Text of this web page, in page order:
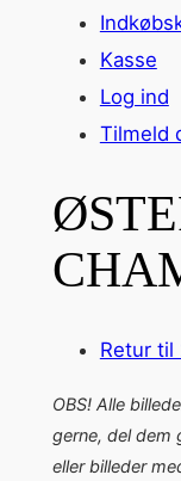
Kasse
Log ind
Tilmeld
Retur til
OBS! Alle
gerne, del dem
eller billeder